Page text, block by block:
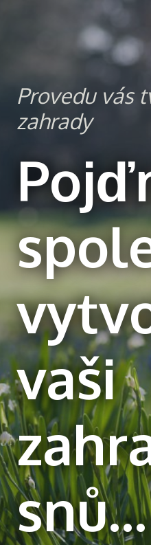
Provedu vás
zahrady
vaši
snů...